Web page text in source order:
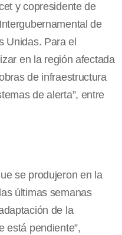
y copresidente de
de
Unidas. Para el
en la región afectada
de infraestructura
de alerta”, entre
se produjeron en la
últimas semanas
de la
está pendiente”,